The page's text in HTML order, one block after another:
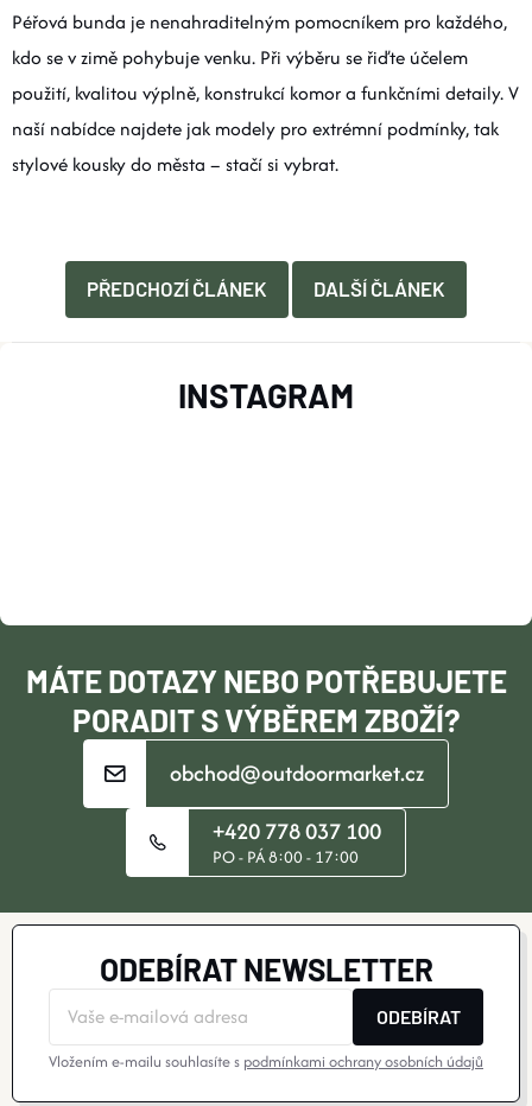
Péřová bunda je nenahraditelným pomocníkem pro každého,
kdo se v zimě pohybuje venku. Při výběru se řiďte účelem
použití, kvalitou výplně, konstrukcí komor a funkčními detaily. V
naší nabídce najdete jak modely pro extrémní podmínky, tak
stylové kousky do města – stačí si vybrat.
PŘEDCHOZÍ ČLÁNEK DALŠÍ ČLÁNEK
T
MÁTE DOTAZY NEBO POTŘEBUJETE
PORADIT S VÝBĚREM ZBOŽÍ?
obchod@outdoormarket.cz
+420 778 037 100
PO - PÁ 8:00 - 17:00
INSTAGRAM
ODEBÍRAT NEWSLETTER
ODEBÍRAT
Vložením e-mailu souhlasíte s podmínkami ochrany osobních údajů